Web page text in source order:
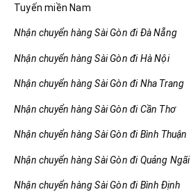
Tuyến miền Nam
Nhận chuyển hàng Sài Gòn đi Đà Nẵng
Nhận chuyển hàng Sài Gòn đi Hà Nội
Nhận chuyển hàng Sài Gòn đi Nha Trang
Nhận chuyển hàng Sài Gòn đi Cần Thơ
Nhận chuyển hàng Sài Gòn đi Bình Thuận
Nhận chuyển hàng Sài Gòn đi Quảng Ngãi
Nhận chuyển hàng Sài Gòn đi Bình Định